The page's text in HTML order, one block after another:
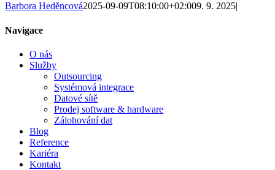
Barbora Heděncová2025-09-09T08:10:00+02:009. 9. 2025|
Navigace
O nás
Služby
Outsourcing
Systémová integrace
Datové sítě
Prodej software & hardware
Zálohování dat
Blog
Reference
Kariéra
Kontakt